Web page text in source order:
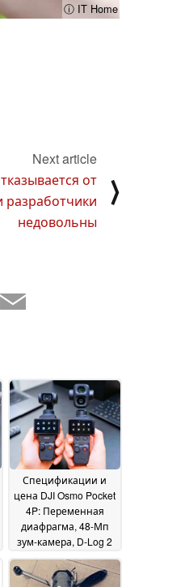
ⓘ IT Home
Next article
от
недовольны
⟩
Спецификации и
цена DJI Osmo Pocket
4P: Переменная
диафрагма, 48-Мп
зум-камера, D-Log 2
17 May 2026